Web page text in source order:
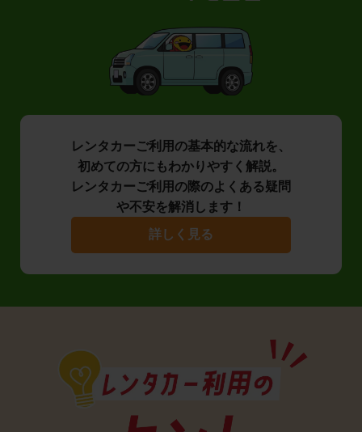
レンタカーご利用の基本的な流れを、
初めての方にもわかりやすく解説。
レンタカーご利用の際のよくある疑問
や不安を解消します！
詳しく見る